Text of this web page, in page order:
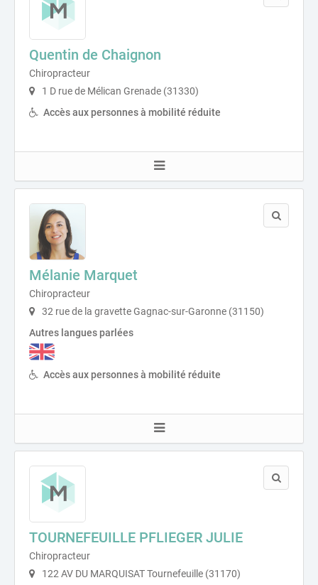
Quentin de Chaignon
Chiropracteur
1 D rue de Mélican Grenade (31330)
Accès aux personnes à mobilité réduite
Mélanie Marquet
Chiropracteur
32 rue de la gravette Gagnac-sur-Garonne (31150)
Autres langues parlées
Accès aux personnes à mobilité réduite
TOURNEFEUILLE PFLIEGER JULIE
Chiropracteur
122 AV DU MARQUISAT Tournefeuille (31170)